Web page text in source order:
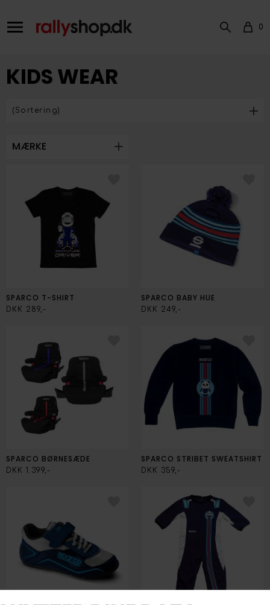
0
KIDS WEAR
MÆRKE
SPARCO T-SHIRT
DKK 289,-
SPARCO BABY HUE
DKK 249,-
SPARCO BØRNESÆDE
DKK 1.399,-
SPARCO STRIBET SWEATSHIRT
DKK 359,-